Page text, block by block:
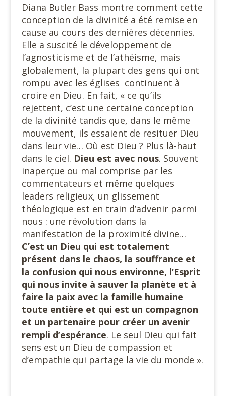
Diana Butler Bass montre comment cette
conception de la divinité a été remise en
cause au cours des dernières décennies.
Elle a suscité le développement de
l’agnosticisme et de l’athéisme, mais
globalement, la plupart des gens qui ont
rompu avec les églises continuent à
croire en Dieu. En fait, « ce qu’ils
rejettent, c’est une certaine conception
de la divinité tandis que, dans le même
mouvement, ils essaient de resituer Dieu
dans leur vie… Où est Dieu ? Plus là-haut
dans le ciel. Dieu est avec nous. Souvent
inaperçue ou mal comprise par les
commentateurs et même quelques
leaders religieux, un glissement
théologique est en train d’advenir parmi
nous : une révolution dans la
manifestation de la proximité divine…
C’est un Dieu qui est totalement
présent dans le chaos, la souffrance et
la confusion qui nous environne, l’Esprit
qui nous invite à sauver la planète et à
faire la paix avec la famille humaine
toute entière et qui est un compagnon
et un partenaire pour créer un avenir
rempli d’espérance. Le seul Dieu qui fait
sens est un Dieu de compassion et
d’empathie qui partage la vie du monde ».